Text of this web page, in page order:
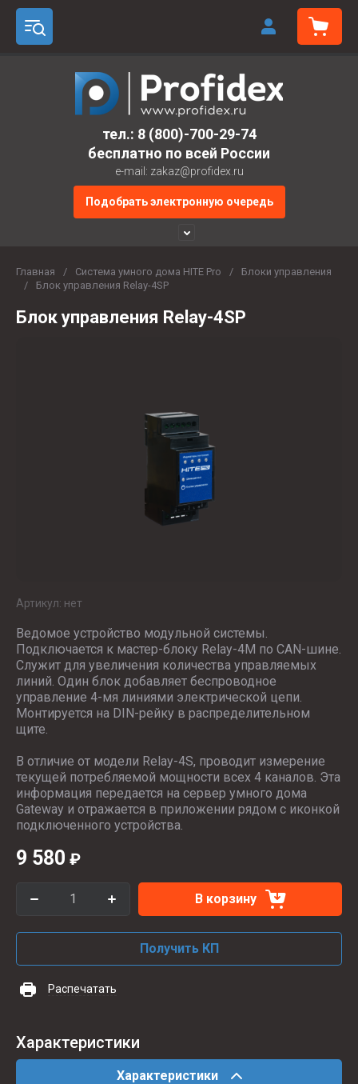
тел.: 8 (800)-700-29-74
бесплатно по всей России
e-mail: zakaz@profidex.ru
Подобрать электронную очередь
Главная / Система умного дома HITE Pro /
Блоки управления
/
Блок управления Relay-4SP
Блок управления Relay-4SP
Артикул: нет
Ведомое устройство модульной системы.
Подключается к мастер-блоку Relay-4M по CAN-шине.
Служит для увеличения количества управляемых
линий. Один блок добавляет беспроводное
управление 4-мя линиями электрической цепи.
Монтируется на DIN-рейку в распределительном
щите.
В отличие от модели Relay-4S, проводит измерение
текущей потребляемой мощности всех 4 каналов. Эта
информация передается на сервер умного дома
Gateway и отражается в приложении рядом с иконкой
подключенного устройства.
9 580 ₽
В корзину
Получить КП
Распечатать
Характеристики
Характеристики